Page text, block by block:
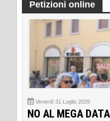
Petizioni online
Venerdì 31 Luglio 2026
NO AL MEGA